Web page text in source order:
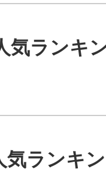
気ランキ
気ランキ